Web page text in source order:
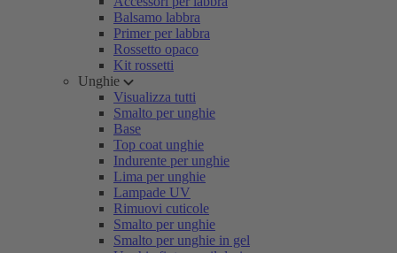
Balsamo labbra
Primer per labbra
Rossetto opaco
Kit rossetti
Unghie
Visualizza tutti
Smalto per unghie
Base
Top coat unghie
Indurente per unghie
Lima per unghie
Lampade UV
Rimuovi cuticole
Smalto per unghie
Smalto per unghie in gel